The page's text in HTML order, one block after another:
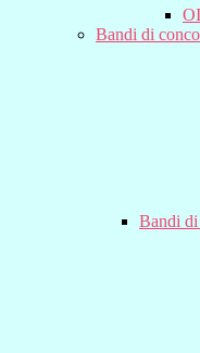
Bandi di
Bandi di